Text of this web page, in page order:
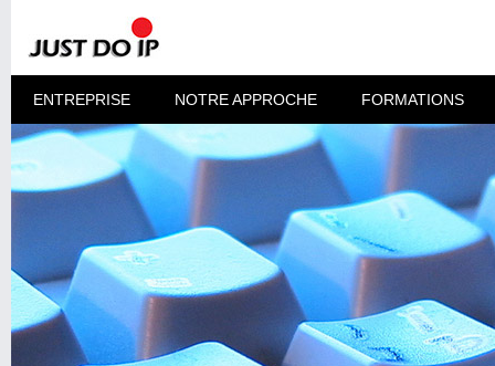
ENTREPRISE NOTRE APPROCHE FORMATIONS